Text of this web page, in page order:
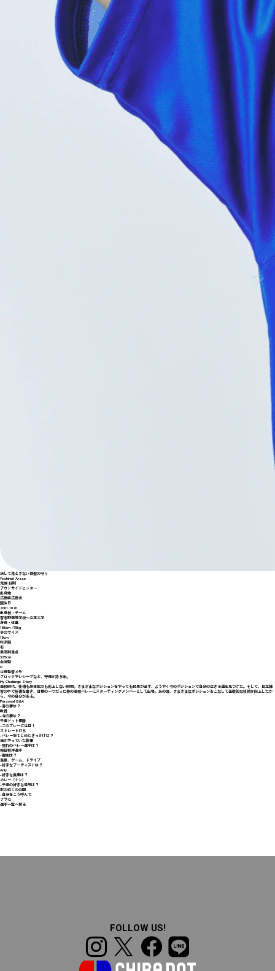
決して落とさない鉄壁の守り
Yoshinori Arase
荒瀬 好則
アウトサイドヒッター
出身地
広島県広島市
誕生日
2001.10.01
出身校・チーム
習志野高等学校〜立正大学
身長・体重
185cm /75kg
手のサイズ
18cm
利き腕
右
最高到達点
325cm
血液型
O
山田監督メモ
ブロックやレシーブなど、守備が持ち味。
My Challenge Story
高校時代、技術も身体能力も向上しない時期。さまざまなポジションをやっても結果が出ず、ようやく今のポジションで自分の生きる道を見つけた。そして、自主練
習の中で技術を磨き、目標の一つだった春の高校バレーにスターティングメンバーとして出場。あの頃、さまざまなポジションをこなして基礎的な技術が向上したか
ら、今の自分がある。
Personal Q&A
-昔の夢は？
教員
-今の夢は？
千葉ドット優勝
-このプレーに注目！
ストレート打ち
-バレーをはじめたきっかけは？
姉がやっていた影響
-憧れのバレー選手は？
柳田将洋選手
-趣味は？
温泉、ゲーム、ドライブ
-好きなアーティストは？
Anly
-好きな食事は？
カレー（ナン）
-千葉の好きな場所は？
家の近くの公園
-自分をこう呼んで
アラセ
選手一覧へ戻る
FOLLOW US!